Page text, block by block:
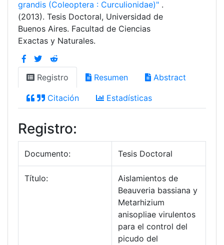
grandis (Coleoptera : Curculionidae)" .
(2013). Tesis Doctoral, Universidad de
Buenos Aires. Facultad de Ciencias
Exactas y Naturales.
Registro Resumen Abstract
Citación Estadísticas
Registro:
Documento: Tesis Doctoral
Título:
Aislamientos de
Beauveria bassiana y
Metarhizium
anisopliae virulentos
para el control del
picudo del